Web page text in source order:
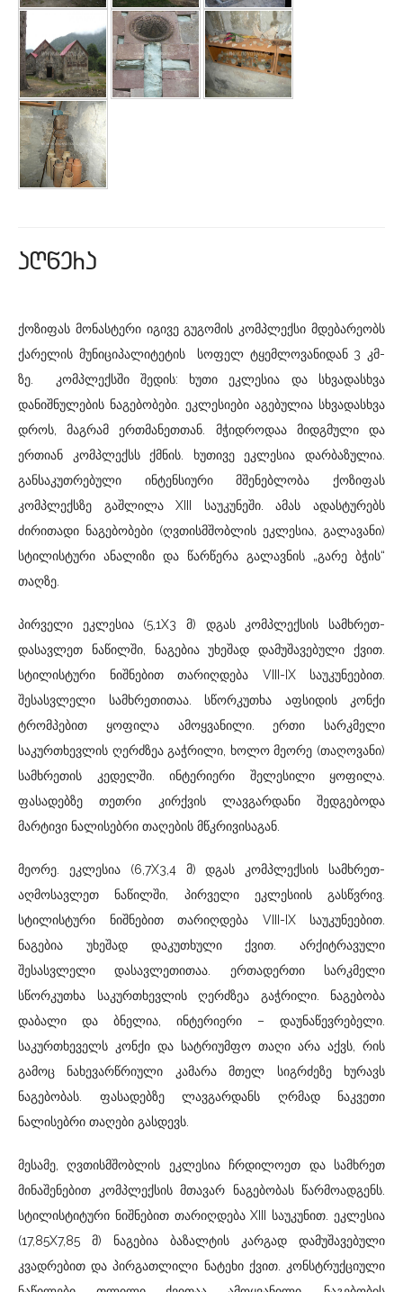
aRwera
ქოზიფას მონასტერი იგივე გუგომის კომპლექსი მდებარეობს
ქარელის მუნიციპალიტეტის სოფელ ტყემლოვანიდან 3 კმ-
ზე. კომპლექსში შედის: ხუთი ეკლესია და სხვადასხვა
დანიშნულების ნაგებობები. ეკლესიები აგებულია სხვადასხვა
დროს, მაგრამ ერთმანეთთან. მჭიდროდაა მიდგმული და
ერთიან კომპლექსს ქმნის. ხუთივე ეკლესია დარბაზულია.
განსაკუთრებული ინტენსიური მშენებლობა ქოზიფას
კომპლექსზე გაშლილა XIII საუკუნეში. ამას ადასტურებს
ძირითადი ნაგებობები (ღვთისმშობლის ეკლესია, გალავანი)
სტილისტური ანალიზი და წარწერა გალავნის „გარე ბჭის“
თაღზე.
პირველი ეკლესია (5,1X3 მ) დგას კომპლექსის სამხრეთ-
დასავლეთ ნაწილში, ნაგებია უხეშად დამუშავებული ქვით.
სტილისტური ნიშნებით თარიღდება VIII-IX საუკუნეებით.
შესასვლელი სამხრეთითაა. სწორკუთხა აფსიდის კონქი
ტრომპებით ყოფილა ამოყვანილი. ერთი სარკმელი
საკურთხევლის ღერძზეა გაჭრილი, ხოლო მეორე (თაღოვანი)
სამხრეთის კედელში. ინტერიერი შელესილი ყოფილა.
ფასადებზე თეთრი კირქვის ლავგარდანი შედგებოდა
მარტივი ნალისებრი თაღების მწკრივისაგან.
მეორე. ეკლესია (6,7X3,4 მ) დგას კომპლექსის სამხრეთ-
აღმოსავლეთ ნაწილში, პირველი ეკლესიის გასწვრივ.
სტილისტური ნიშნებით თარიღდება VIII-IX საუკუნეებით.
ნაგებია უხეშად დაკუთხული ქვით. არქიტრავული
შესასვლელი დასავლეთითაა. ერთადერთი სარკმელი
სწორკუთხა საკურთხევლის ღერძზეა გაჭრილი. ნაგებობა
დაბალი და ბნელია, ინტერიერი – დაუნაწევრებელი.
საკურთხეველს კონქი და სატრიუმფო თაღი არა აქვს, რის
გამოც ნახევარწრიული კამარა მთელ სიგრძეზე ხურავს
ნაგებობას. ფასადებზე ლავგარდანს ღრმად ნაკვეთი
ნალისებრი თაღები გასდევს.
მესამე, ღვთისმშობლის ეკლესია ჩრდილოეთ და სამხრეთ
მინაშენებით კომპლექსის მთავარ ნაგებობას წარმოადგენს.
სტილისტიტური ნიშნებით თარიღდება XIII საუკუნით. ეკლესია
(17,85X7,85 მ) ნაგებია ბაზალტის კარგად დამუშავებული
კვადრებით და პირგათლილი ნატეხი ქვით. კონსტრუქციული